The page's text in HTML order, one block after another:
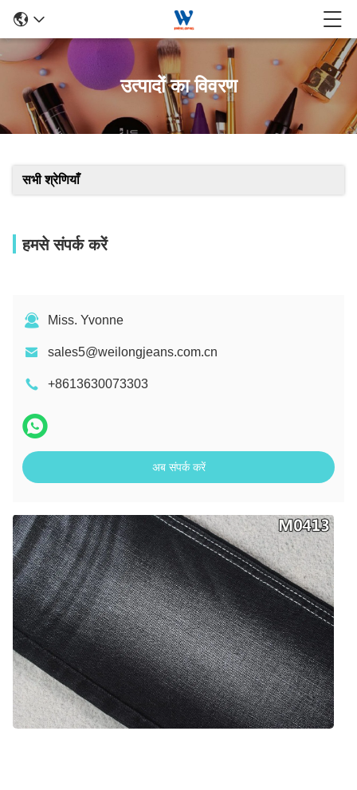
उत्पादों का विवरण
सभी श्रेणियाँ
हमसे संपर्क करें
Miss. Yvonne
sales5@weilongjeans.com.cn
+8613630073303
अब संपर्क करें